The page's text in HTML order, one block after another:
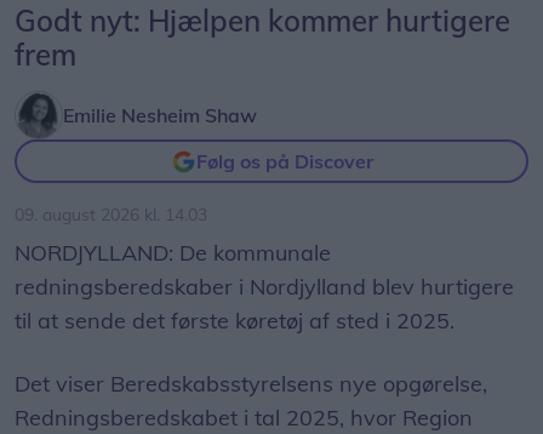
Godt nyt: Hjælpen kommer hurtigere
frem
Emilie Nesheim Shaw
Følg os på Discover
09. august 2026 kl. 14.03
NORDJYLLAND: De kommunale
redningsberedskaber i Nordjylland blev hurtigere
til at sende det første køretøj af sted i 2025.
Det viser Beredskabsstyrelsens nye opgørelse,
Redningsberedskabet i tal 2025, hvor Region